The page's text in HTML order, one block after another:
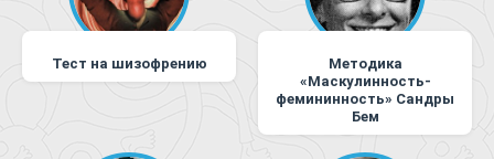
Тест на шизофрению
Методика
«Маскулинность-
фемининность» Сандры
Бем